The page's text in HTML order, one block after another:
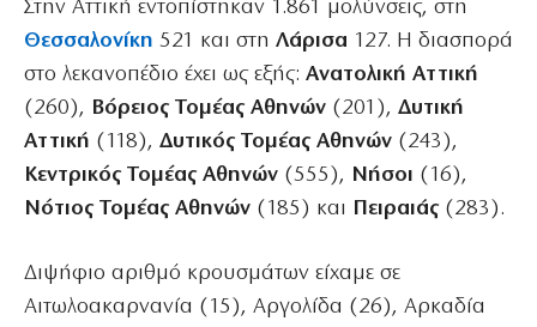
Στην Αττική εντοπίστηκαν 1.861 μολύνσεις, στη
Θεσσαλονίκη 521 και στη Λάρισα 127. Η διασπορά
στο λεκανοπέδιο έχει ως εξής: Ανατολική Αττική
(260), Βόρειος Τομέας Αθηνών (201), Δυτική
Αττική (118), Δυτικός Τομέας Αθηνών (243),
Κεντρικός Τομέας Αθηνών (555), Νήσοι (16),
Νότιος Τομέας Αθηνών (185) και Πειραιάς (283).
Διψήφιο αριθμό κρουσμάτων είχαμε σε
Αιτωλοακαρνανία (15), Αργολίδα (26), Αρκαδία